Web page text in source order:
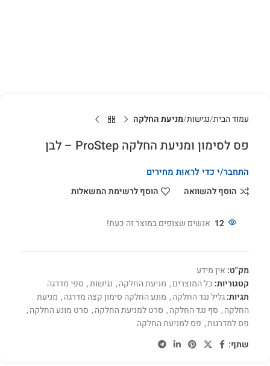
עמוד הבית נגישות מניעת החלקה
פס לסימון ומניעת החלקה ProStep – לבן
התחבר/י כדי לראות מחירים
הוסף להשוואה
הוסף לרשימת המשאלות
12 אנשים שצופים במוצר זה כעת!
מק"ט: אין מידע
קטגוריות: כל המוצרים, מניעת החלקה, נגישות, ספי מדרגה
תגיות:גליל נגד החלקה, מונע החלקה סימון קצה מדרגה, מניעת
החלקה, סף נגד החלקה, סרט למניעת החלקה, סרט מונע החלקה,
פס למדרגות, פס למניעת החלקה
שתף: